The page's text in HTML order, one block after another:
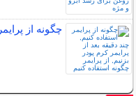
چگونه از